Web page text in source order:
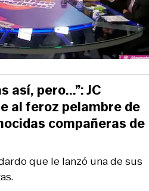
que le lanzó una de sus
así, pero...”: JC
al feroz pelambre de
compañeras de